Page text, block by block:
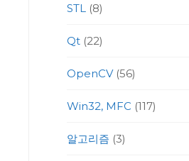
STL (8)
Qt(22)
OpenCV(56)
Win32, MFC (117)
알고리즘 (3)